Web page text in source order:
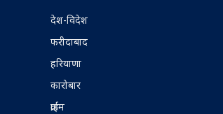
देश-विदेश
फरीदाबाद
हरियाणा
कारोबार
क्राईम